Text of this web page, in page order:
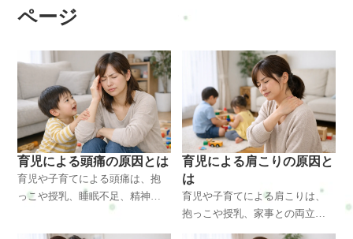
ページ
育児による頭痛の原因とは
育児や子育てによる頭痛は、抱
っこや授乳、睡眠不足、精神的
な緊張が重なることで起こりや
すくなります。首や肩の筋肉の
育児による肩こりの原因と
は
育児や子育てによる肩こりは、
抱っこや授乳、家事との両立に
よる姿勢の崩れや筋肉の緊張が